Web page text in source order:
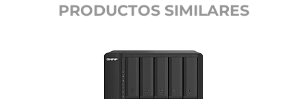
PRODUCTOS SIMILARES